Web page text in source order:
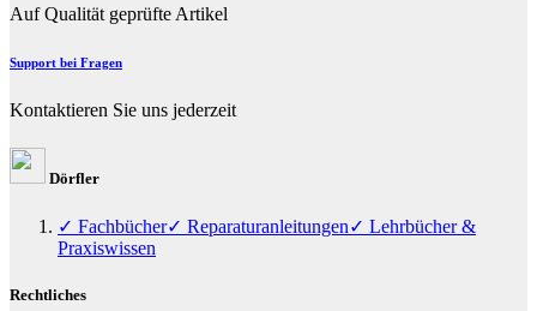
Auf Qualität geprüfte Artikel
Support bei Fragen
Kontaktieren Sie uns jederzeit
Dörfler
✓ Fachbücher✓ Reparaturanleitungen✓ Lehrbücher &
Praxiswissen
Rechtliches